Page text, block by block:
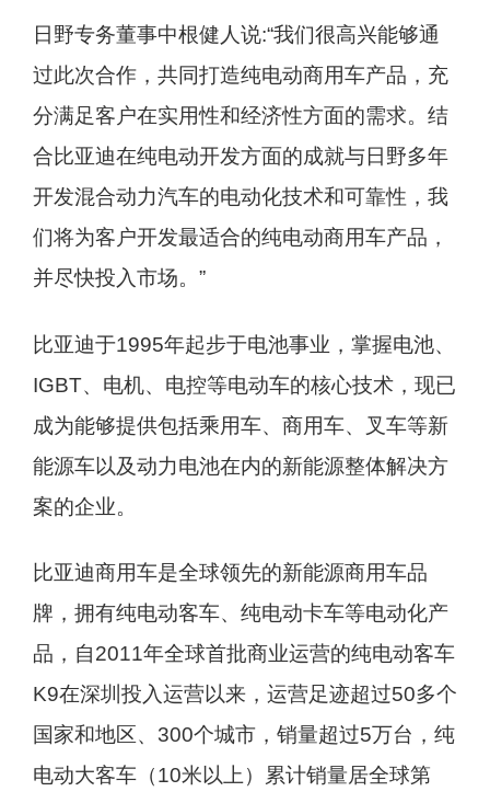
日野专务董事中根健人说:“我们很高兴能够通
过此次合作，共同打造纯电动商用车产品，充
分满足客户在实用性和经济性方面的需求。结
合比亚迪在纯电动开发方面的成就与日野多年
开发混合动力汽车的电动化技术和可靠性，我
们将为客户开发最适合的纯电动商用车产品，
并尽快投入市场。”
比亚迪于1995年起步于电池事业，掌握电池、
IGBT、电机、电控等电动车的核心技术，现已
成为能够提供包括乘用车、商用车、叉车等新
能源车以及动力电池在内的新能源整体解决方
案的企业。
比亚迪商用车是全球领先的新能源商用车品
牌，拥有纯电动客车、纯电动卡车等电动化产
品，自2011年全球首批商业运营的纯电动客车
K9在深圳投入运营以来，运营足迹超过50多个
国家和地区、300个城市，销量超过5万台，纯
电动大客车（10米以上）累计销量居全球第